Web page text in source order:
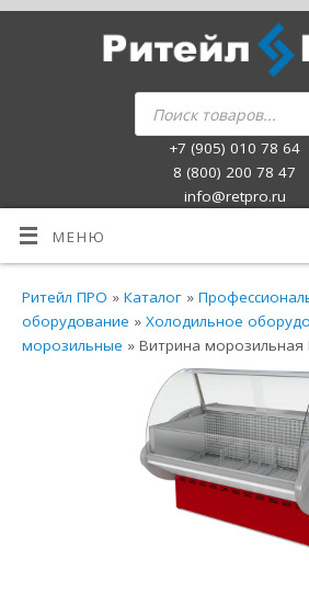
+7 (905) 010 78 64
8 (800) 200 78 47
info@retpro.ru
МЕНЮ
Ритейл ПРО »Каталог »
оборудование »Холодильное
морозильные » Витрина